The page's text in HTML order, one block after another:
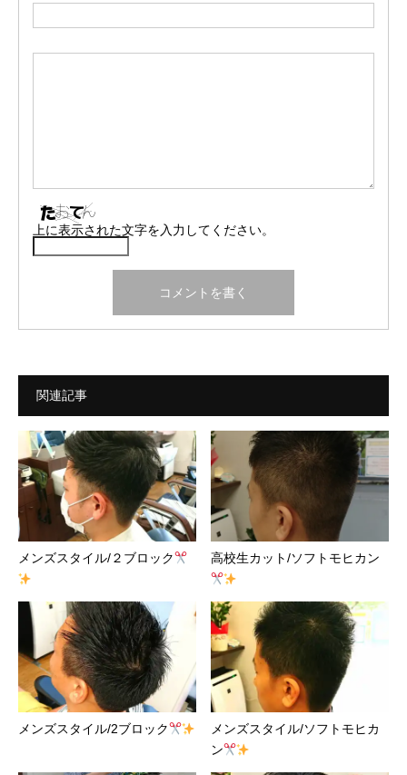
上に表示された文字を入力してください。
関連記事
メンズスタイル/２ブロック 高校生カット/ソフトモヒカン
メンズスタイル/2ブロック
メンズスタイル/ソフトモヒカ
ン